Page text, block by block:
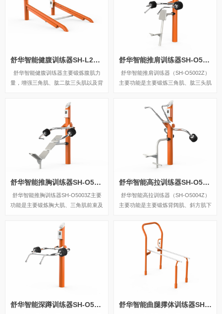
舒华智能健腹训练器SH-L2289Z
舒华智能健腹训练器主要锻炼腹肌力
量，增强三角肌、肱二肱三头肌以及背
舒华智能推肩训练器SH-O5002Z
舒华智能推肩训练器（SH-O5002Z）
主要功能是主要锻炼三角肌、肱三头肌
舒华智能推胸训练器SH-O5003Z
舒华智能推胸训练器SH-O5003Z主要
功能是主要锻炼胸大肌、三角肌前束及
舒华智能高拉训练器SH-O5004Z
舒华智能高拉训练器（SH-O5004Z）
主要功能是主要锻炼背阔肌、斜方肌下
舒华智能深蹲训练器SH-O5007Z 舒华智能曲腿撑体训练器SH-O5202Z